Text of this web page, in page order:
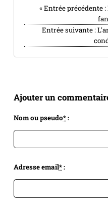
«Entrée précédente :
Entrée suivante :
Ajouter un
Nom ou pseudo*:
Adresse email*: